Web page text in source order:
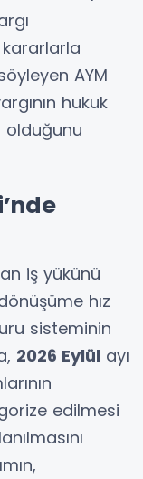
kararlarla
AYM
hukuk
olduğunu
iş yükünü
hız
sisteminin
2026 Eylül ayı
edilmesi